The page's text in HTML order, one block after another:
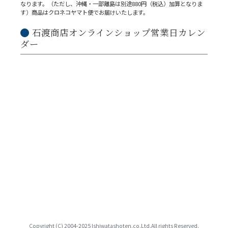
なります。（ただし、沖縄・一部離島は別途880円（税込）加算となりま
す）商品はクロネコヤマト便でお届けいたします。
石渡商店オンラインショップ営業日カレン
ダー
Copyright (C) 2004-2025 Ishiwatashoten.co.Ltd.All rights Reserved.